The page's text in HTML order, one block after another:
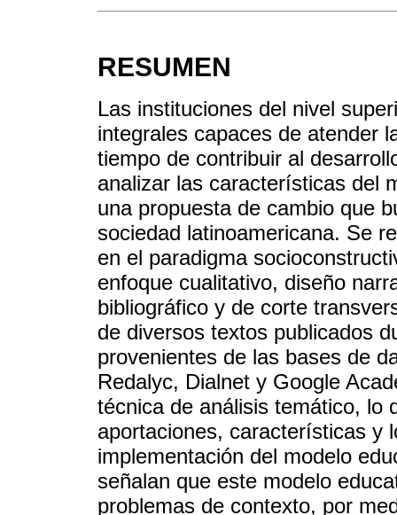
RESUMEN
Las instituciones del nivel
integrales capaces de atender
tiempo de contribuir al
analizar las características del
una propuesta de cambio que
sociedad latinoamericana. Se
en el paradigma
enfoque cualitativo, diseño
bibliográfico y de corte
de diversos textos publicados
provenientes de las bases de
Redalyc, Dialnet y Google
técnica de análisis temático, lo
aportaciones, características y
implementación del modelo
señalan que este modelo
problemas de contexto, por